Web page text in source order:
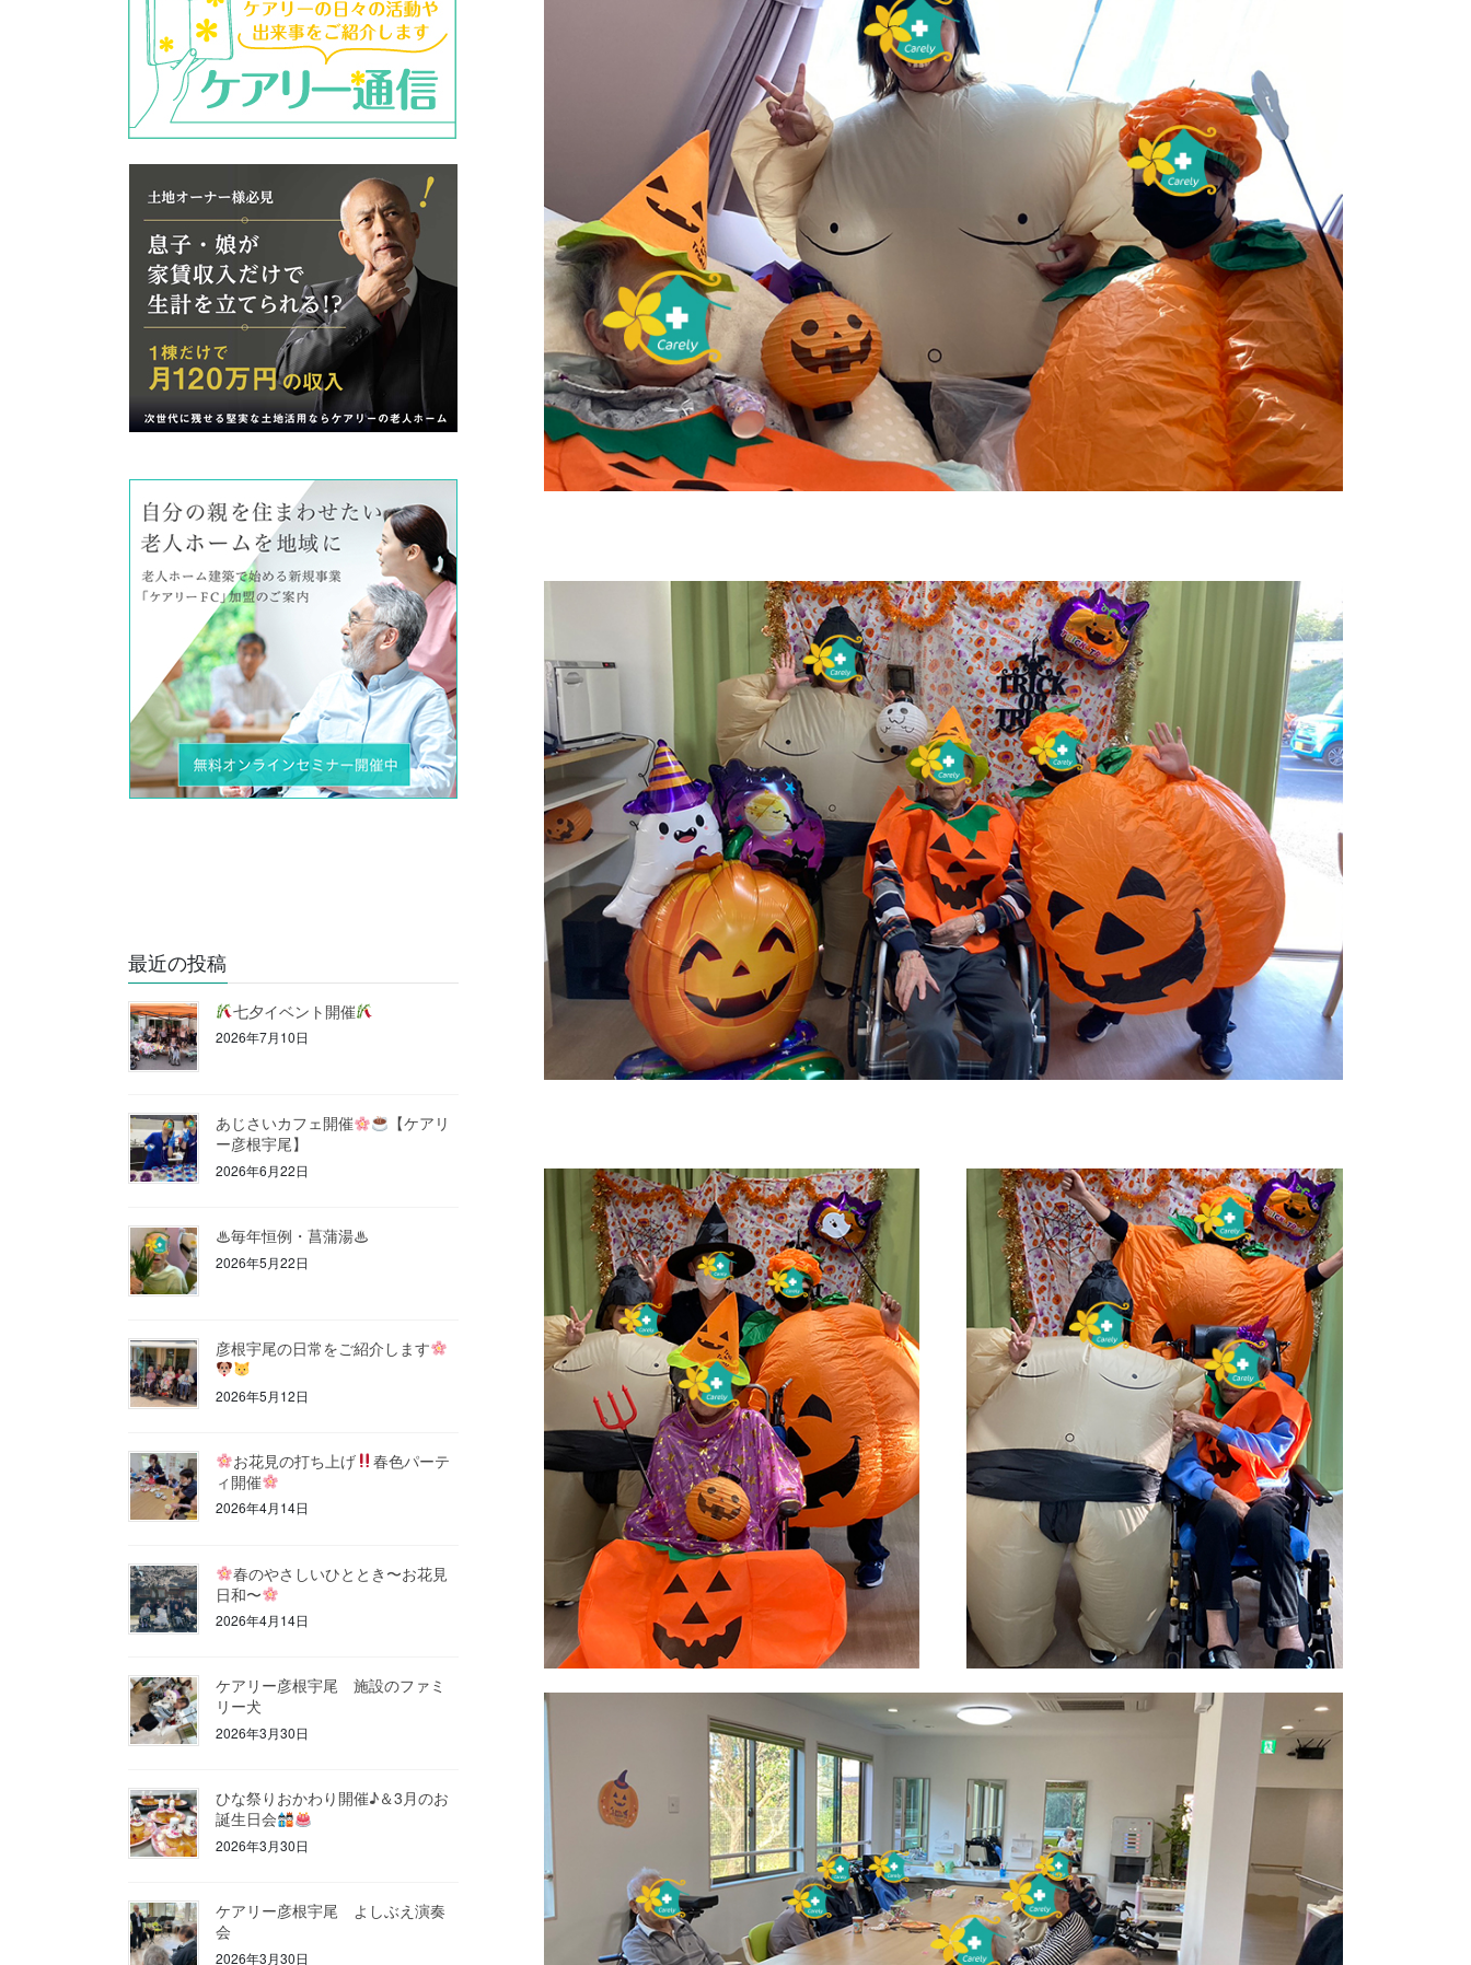
最近の投稿
七夕イベント開催
2026年7月10日
あじさいカフェ開催
【ケアリ
ー彦根宇尾】
2026年6月22日
♨毎年恒例・菖蒲湯♨
2026年5月22日
彦根宇尾の日常をご紹介します
2026年5月12日
お花見の打ち上げ
春色パーテ
ィ開催
2026年4月14日
春のやさしいひととき〜お花見
日和〜
2026年4月14日
ケアリー彦根宇尾 施設のファミ
リー犬
2026年3月30日
ひな祭りおかわり開催♪＆3月のお
誕生日会
2026年3月30日
ケアリー彦根宇尾 よしぶえ演奏
会
2026年3月30日